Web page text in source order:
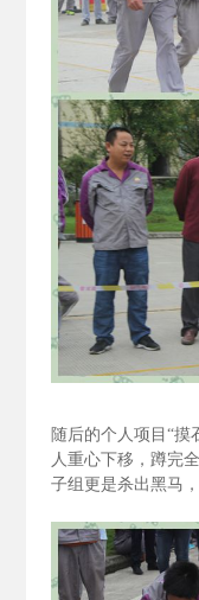
随后的个人项目“摸
人重心下移，蹲完
子组更是杀出黑马